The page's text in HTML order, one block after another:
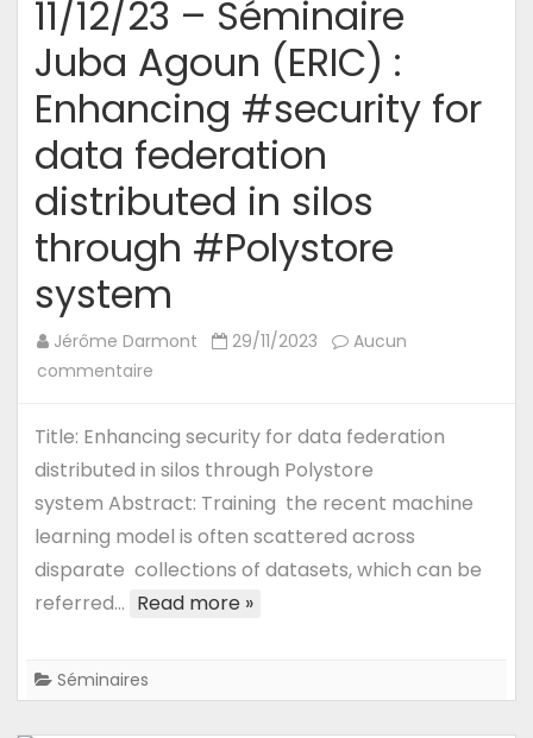
11/12/23 – Séminaire
Juba Agoun (ERIC) :
Enhancing #security for
data federation
distributed in silos
through #Polystore
system
Jérôme Darmont 29/11/2023
Aucun
commentaire
–
Séminaire
(ERIC)
:
Enhancing
data
Title: Enhancing security for data federation
distributed in silos through Polystore
system Abstract: Training the recent machine
learning model is often scattered across
disparate collections of datasets, which can be
referred… Read more »
Séminaires